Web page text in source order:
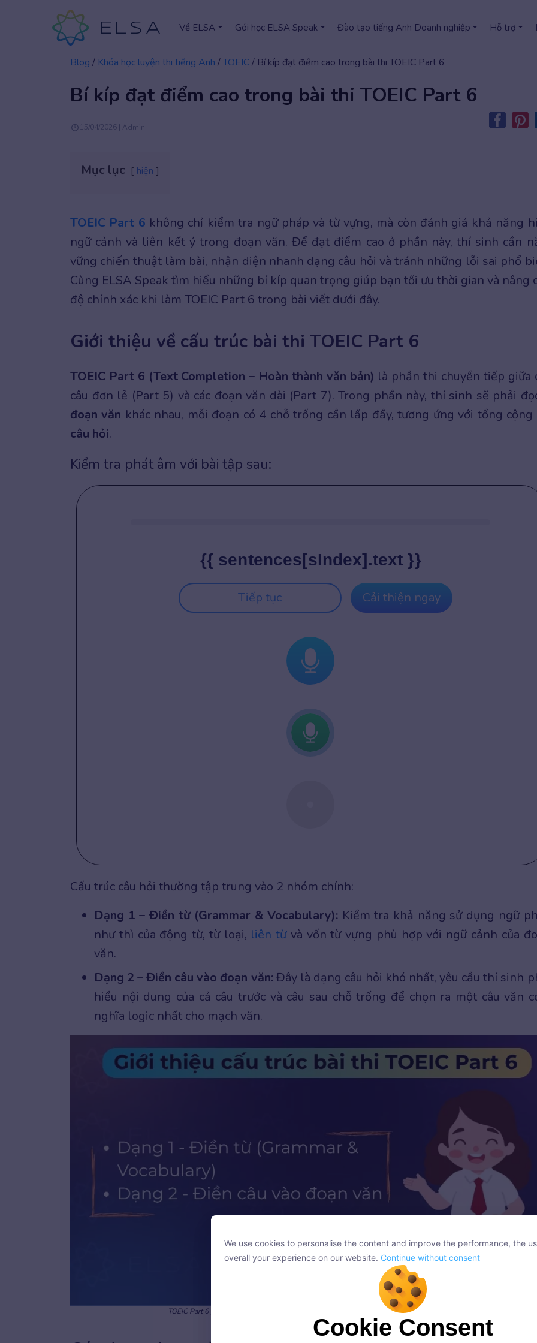
Về ELSA Gói học ELSA Speak Đào tạo tiếng Anh Doanh nghiệp Hỗ trợ
Blog / Khóa học luyện thi tiếng Anh /TOEIC/ Bí kíp đạt điểm cao trong bài thi TOEIC Part 6
Bí kíp đạt điểm cao trong bài thi TOEIC Part 6
15/04/2026 | Admin
Mục lục hiện
TOEIC Part 6 không chỉ kiểm tra ngữ pháp và từ vựng, mà còn đánh giá khả năng
ngữ cảnh và liên kết ý trong đoạn văn. Để đạt điểm cao ở phần này, thí sinh cần
vững chiến thuật làm bài, nhận diện nhanh dạng câu hỏi và tránh những lỗi sai phổ
Cùng ELSA Speak tìm hiểu những bí kíp quan trọng giúp bạn tối ưu thời gian và nâng
độ chính xác khi làm TOEIC Part 6 trong bài viết dưới đây.
Giới thiệu về cấu trúc bài thi TOEIC Part 6
TOEIC Part 6 (Text Completion – Hoàn thành văn bản) là phần thi chuyển tiếp giữa
câu đơn lẻ (Part 5) và các đoạn văn dài (Part 7). Trong phần này, thí sinh sẽ phải
đoạn văn khác nhau, mỗi đoạn có 4 chỗ trống cần lấp đầy, tương ứng với tổng cộng
câu hỏi.
Kiểm tra phát âm với bài tập sau:
{{ sentences[sIndex].text }}
Tiếp tục Cải thiện ngay
Cấu trúc câu hỏi thường tập trung vào 2 nhóm chính:
Dạng 1 – Điền từ (Grammar & Vocabulary):Kiểm tra khả năng sử dụng ngữ
như thì của động từ, từ loại, liên từvà vốn từ vựng phù hợp với ngữ cảnh của
văn.
Dạng 2 – Điền câu vào đoạn văn:Đây là dạng câu hỏi khó nhất, yêu cầu thí sinh
hiểu nội dung của cả câu trước và câu sau chỗ trống để chọn ra một câu văn
nghĩa logic nhất cho mạch văn.
TOEIC Part 6 gồm 16 câu hỏi chia thành 4 đoạn văn, yêu cầu điền từ hoặc câu hoàn chỉnh
We use cookies to personalise the content and improve the performance, the
overall your experience on our website.
Continue without consent
Cookie Consent
We use cookies to personalise the content and improve the performance, the
overall your experience on our website. Continue without consent
Cookie Consent